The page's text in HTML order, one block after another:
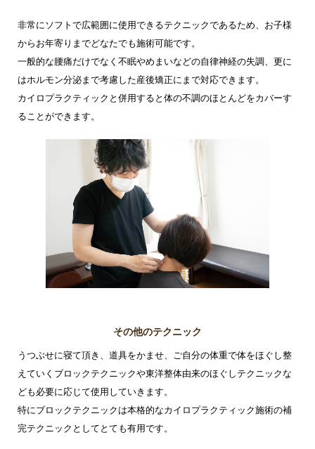
非常にソフトで広範囲に使用できるテクニックであるため、お子様
からお年寄りまでどなたでも施術可能です。
一般的な腰痛だけでなく不眠やめまいなどの自律神経の失調、更に
はホルモン分泌まで考慮した産後矯正にまで対応できます。
カイロプラクティックと併用すると体の不調のほとんどをカバーす
ることができます。
その他のテクニック
うつぶせに寝て頂き、道具をかませ、ご自分の体重で体をほぐし整
えていくブロックテクニックや東洋整体由来のほぐしテクニックな
ども必要に応じて使用していきます。
特にブロックテクニックは本格的なカイロプラクティック施術の補
完テクニックとしてとても有用です。